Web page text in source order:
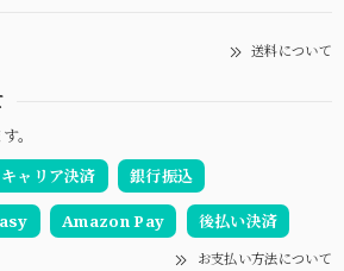
送料について
。
キャリア決済 銀行振込
Amazon Pay 後払い決済
お支払い方法について